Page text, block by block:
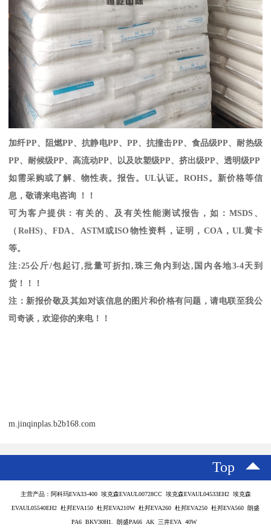
加纤PP、阻燃PP、抗静电PP、 PP、抗撞击PP、食品级PP、耐热级
PP、耐候级PP、高流动PP、以及吹塑级PP、挤出级PP、透明级PP
如需采购或了解、物性表。报告。 UL认证。 ROHS 。新价格等信
息，敬请来电咨询 ！！
可为客户提供：有关的、及有关性能测试报告，如： MSDS 、
（ RoHS) 、FDA、 ASTM或ISO物性资料，证明， COA，UL黄卡
等。
注 :25公斤/包起订,批量可折扣, 珠三角内到达, 国内各地3-4天到
货！！！
注：新报价敬及其如对该信息的图片和价格有问题，请电联至我公
司奇谈，欢迎你的来电！！
m.jinqinplas.b2b168.com
Top
主营产品：阿科玛EVA33-400 埃克森EVAUL00728CC 埃克森EVAUL04533EH2 埃克森
EVAUL05540EH2 杜邦EVA150 杜邦EVA210W 杜邦EVA260 杜邦EVA250 杜邦EVA560 朗盛
PA6 BKV30H1. 朗盛PA66 AK 三井EVA 40W